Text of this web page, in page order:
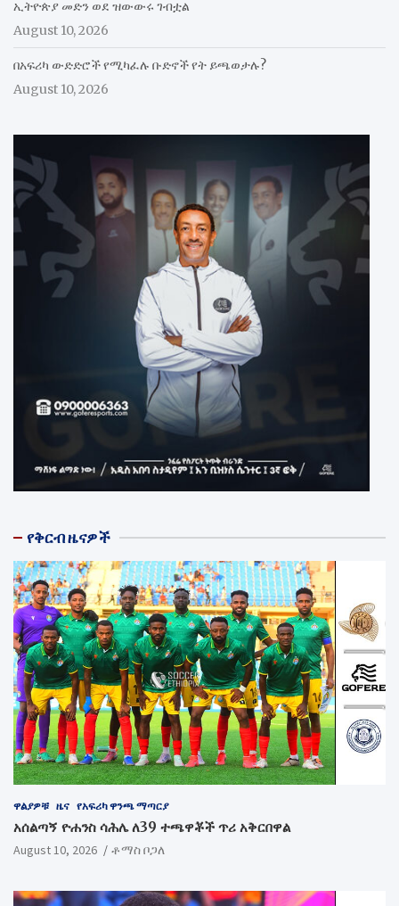
ኢትዮጵያ መድን ወደ ዝውውሩ ገብቷል
August 10, 2026
በአፍሪካ ውድድሮች የሚካፈሉ ቡድኖች የት ይጫወታሉ?
August 10, 2026
የቅርብ ዜናዎች
ዋልያዎቹ ዜና የአፍሪካ ዋንጫ ማጣርያ
አሰልጣኝ ዮሐንስ ሳሕሌ ለ39 ተጫዋቾች ጥሪ አቅርበዋል
August 10, 2026 ቶማስ ቦጋለ